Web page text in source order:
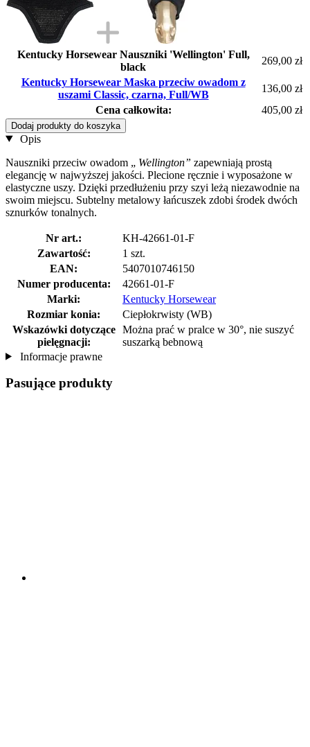
Kentucky Horsewear Nauszniki 'Wellington' Full,
black
269,00 zł
Kentucky Horsewear Maska przeciw owadom z
uszami Classic, czarna, Full/WB
136,00 zł
Cena całkowita:
405,00 zł
Dodaj produkty do koszyka
Opis
Nauszniki przeciw owadom „ Wellington” zapewniają prostą
elegancję w najwyższej jakości. Plecione ręcznie i wyposażone w
elastyczne uszy. Dzięki przedłużeniu przy szyi leżą niezawodnie na
swoim miejscu. Subtelny metalowy łańcuszek zdobi środek dwóch
sznurków tonalnych.
Nr art.:
KH-42661-01-F
Zawartość:
1 szt.
EAN:
5407010746150
Numer producenta:
42661-01-F
Marki:
Kentucky Horsewear
Rozmiar konia:
Ciepłokrwisty (WB)
Wskazówki dotyczące
pielęgnacji:
Można prać w pralce w 30°, nie suszyć
suszarką bebnową
Informacje prawne
Pasujące produkty